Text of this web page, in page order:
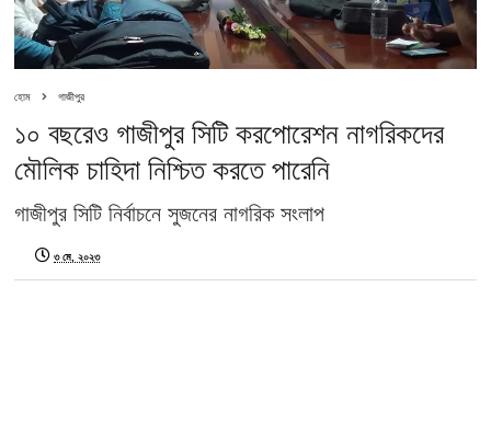
হোম গাজীপুর
১০ বছরেও গাজীপুর সিটি করপোরেশন নাগরিকদের
মৌলিক চাহিদা নিশ্চিত করতে পারেনি
গাজীপুর সিটি নির্বাচনে সুজনের নাগরিক সংলাপ
৩ মে, ২০২৩